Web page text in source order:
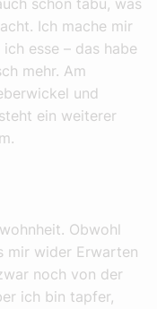
schon tabu, was
Ich mache mir
esse – das habe
mehr. Am
und
ein weiterer
Obwohl
mir wider Erwarten
noch von der
ich bin tapfer,